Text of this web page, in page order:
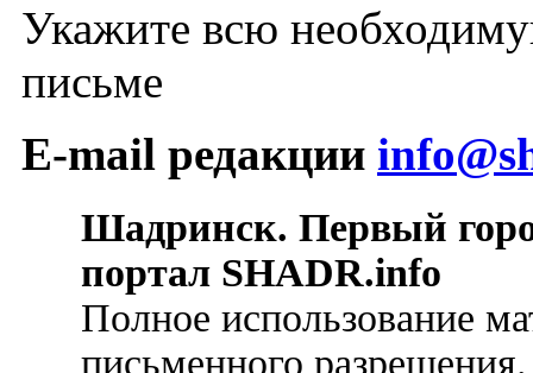
Укажите всю
письме
E-mail редакции
Шадринск. Первый
портал SHADR.info
Полное использование
письменного